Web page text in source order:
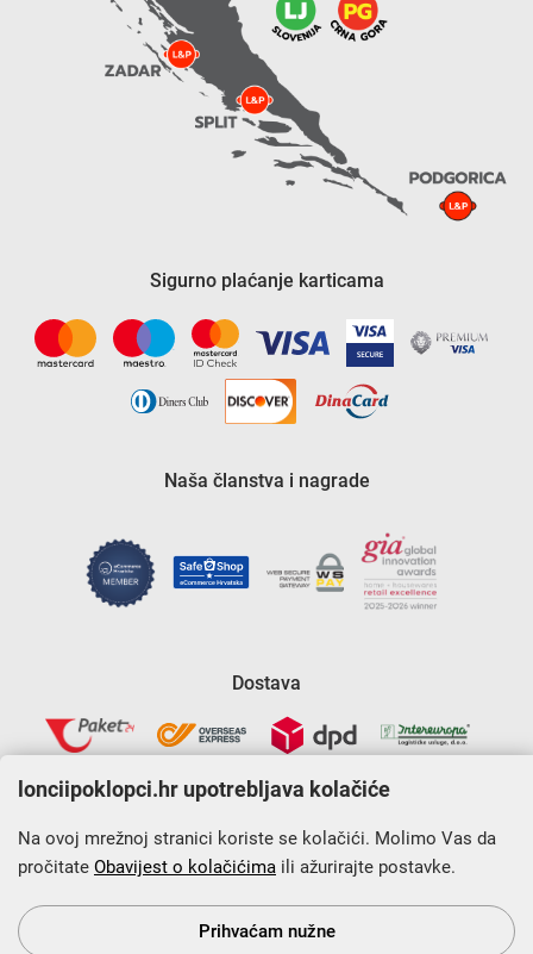
Sigurno plaćanje karticama
Naša članstva i nagrade
Dostava
Krajnji primatelj financijskog instrumenta sufinanciranog iz
Europskog fonda za regionalni razvoj u sklopu Operativnog
programa „Konkurentnost i kohezija”.
lonciipoklopci.hr upotrebljava kolačiće
Na ovoj mrežnoj stranici koriste se kolačići. Molimo Vas da
pročitate Obavijest o kolačićima ili ažurirajte postavke.
Prihvaćam nužne